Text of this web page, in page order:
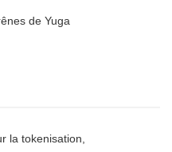
de Yuga
la tokenisation,